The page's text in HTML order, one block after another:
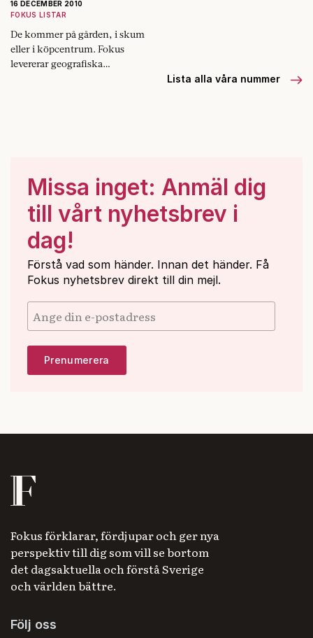
16 DECEMBER 2010
FOKUS LISTAR
De kommer på gården, i skum
eller i köpcentrum. Fokus
levererar geografiska
Lista alla våra nummer
Missa inget: Anmäl dig
till vårt nyhetsbrev i
dag!
Förstå vad som händer. Innan det händer. Få
Fokus nyhetsbrev direkt till din mejl.
Fokus förklarar, fördjupar och ger nya
perspektiv till dig som vill se bortom
det dagsaktuella och förstå Sverige
och världen bättre.
Följ oss